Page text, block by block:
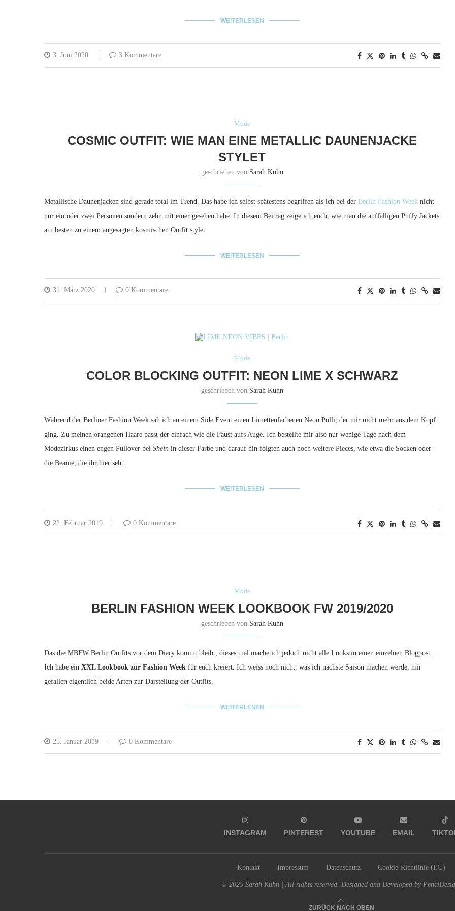
WEITERLESEN
3. Juni 2020 3 Kommentare
Mode
COSMIC OUTFIT: WIE MAN EINE METALLIC DAUNENJACKE
STYLET
geschrieben von Sarah Kuhn
Metallische Daunenjacken sind gerade total im Trend. Das habe ich selbst spätestens begriffen als ich bei der Berlin Fashion Week nicht
nur ein oder zwei Personen sondern zehn mit einer gesehen habe. In diesem Beitrag zeige ich euch, wie man die auffälligen Puffy Jackets
am besten zu einem angesagten kosmischen Outfit stylet.
WEITERLESEN
31. März 2020 0 Kommentare
Mode
COLOR BLOCKING OUTFIT: NEON LIME X SCHWARZ
geschrieben von Sarah Kuhn
Während der Berliner Fashion Week sah ich an einem Side Event einen Limettenfarbenen Neon Pulli, der mir nicht mehr aus dem Kopf
ging. Zu meinen orangenen Haare passt der einfach wie die Faust aufs Auge. Ich bestellte mir also nur wenige Tage nach dem
Modezirkus einen engen Pullover bei Shein in dieser Farbe und darauf hin folgten auch noch weitere Pieces, wie etwa die Socken oder
die Beanie, die ihr hier seht.
WEITERLESEN
22. Februar 2019 0 Kommentare
Mode
BERLIN FASHION WEEK LOOKBOOK FW 2019/2020
geschrieben von Sarah Kuhn
Das die MBFW Berlin Outfits vor dem Diary kommt bleibt, dieses mal mache ich jedoch nicht alle Looks in einen einzelnen Blogpost.
Ich habe ein XXL Lookbook zur Fashion Week für euch kreiert. Ich weiss noch nicht, was ich nächste Saison machen werde, mir
gefallen eigentlich beide Arten zur Darstellung der Outfits.
WEITERLESEN
25. Januar 2019 0 Kommentare
INSTAGRAM PINTEREST YOUTUBE EMAIL
Kontakt Impressum Datenschutz Cookie-Richtlinie (EU)
© 2025 Sarah Kuhn | All rights reserved. Designed and Developed by
ZURÜCK NACH OBEN